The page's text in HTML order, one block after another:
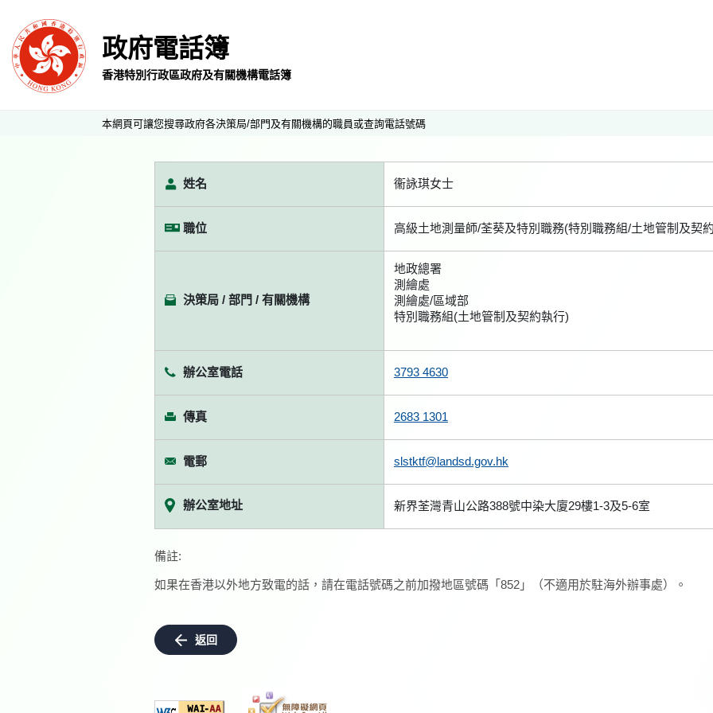
政府電話簿
香港特別行政區政府及有關機構電話簿
本網頁可讓您搜尋政府各決策局/部門及有關機構的職員或查詢電話號碼
姓名 衞詠琪女士
職位 高級土地測量師/荃葵及特別職務(特別職務組/土地管制及契
決策局 / 部門 / 有關機構
地政總署
測繪處
測繪處/區域部
特別職務組(土地管制及契約執行)
辦公室電話 3793 4630
傳真 2683 1301
電郵 slstktf@landsd.gov.hk
辦公室地址 新界荃灣青山公路388號中染大廈29樓1-3及5-6室
備註:
如果在香港以外地方致電的話，請在電話號碼之前加撥地區號碼「852」（不適用於駐海外辦事處）。
返回